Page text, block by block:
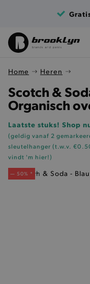
Home Heren
Scotch &
Organisch
Laatste stuks! Shop
(geldig vanaf 2
sleutelhanger (t.w.v.
vindt 'm hier!)
— 50% *